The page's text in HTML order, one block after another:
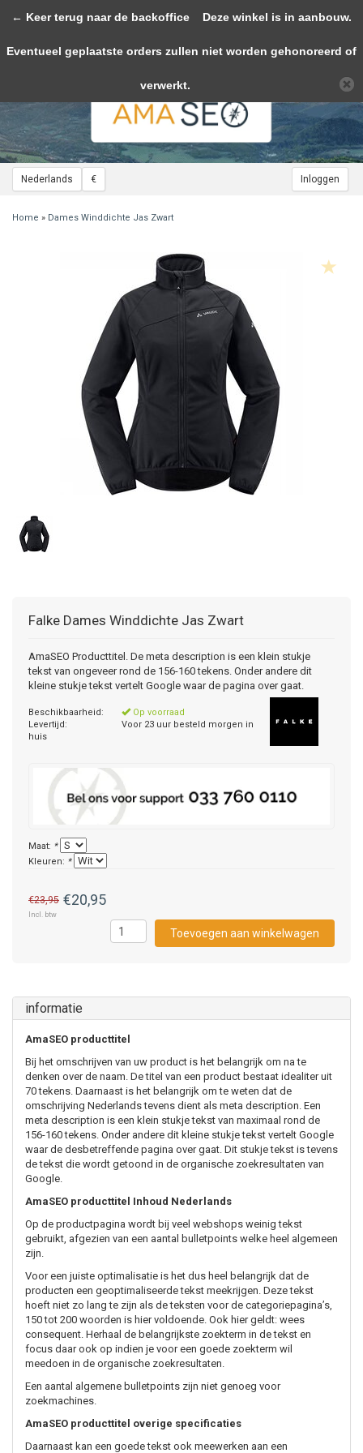
Nederlands € Inloggen
Toggle
Home » Dames Winddichte Jas Zwart
Falke Dames Winddichte Jas Zwart
AmaSEO Producttitel. De meta description is een klein stukje
tekst van ongeveer rond de 156-160 tekens. Onder andere dit
kleine stukje tekst vertelt Google waar de pagina over gaat.
Beschikbaarheid:
Op voorraad
Levertijd:
Voor 23 uur besteld morgen in
huis
Maat: *
Kleuren: *
€23,95 €20,95
Incl. btw
Toevoegen aan winkelwagen
informatie
AmaSEO producttitel
Bij het omschrijven van uw product is het belangrijk om na te
denken over de naam. De titel van een product bestaat idealiter uit
70 tekens. Daarnaast is het belangrijk om te weten dat de
omschrijving Nederlands tevens dient als meta description. Een
meta description is een klein stukje tekst van maximaal rond de
156-160 tekens. Onder andere dit kleine stukje tekst vertelt Google
waar de desbetreffende pagina over gaat. Dit stukje tekst is tevens
de tekst die wordt getoond in de organische zoekresultaten van
Google.
AmaSEO producttitel Inhoud Nederlands
Op de productpagina wordt bij veel webshops weinig tekst
gebruikt, afgezien van een aantal bulletpoints welke heel algemeen
zijn.
Voor een juiste optimalisatie is het dus heel belangrijk dat de
producten een geoptimaliseerde tekst meekrijgen. Deze tekst
hoeft niet zo lang te zijn als de teksten voor de categoriepagina’s,
150 tot 200 woorden is hier voldoende. Ook hier geldt: wees
consequent. Herhaal de belangrijkste zoekterm in de tekst en
focus daar ook op indien je voor een goede zoekterm wil
meedoen in de organische zoekresultaten.
Een aantal algemene bulletpoints zijn niet genoeg voor
zoekmachines.
AmaSEO producttitel overige specificaties
Daarnaast kan een goede tekst ook meewerken aan een
Wij slaan cookies op om onze website te verbeteren. Is dat akkoord?
Ja
← Keer terug naar de backoffice Deze winkel is in aanbouw.
Eventueel geplaatste orders zullen niet worden gehonoreerd of
verwerkt.